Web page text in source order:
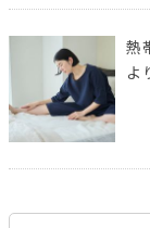
熱
よ